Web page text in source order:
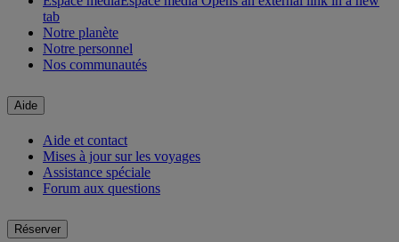
tab
Notre planète
Notre personnel
Nos communautés
Aide
Aide et contact
Mises à jour sur les voyages
Assistance spéciale
Forum aux questions
Réserver